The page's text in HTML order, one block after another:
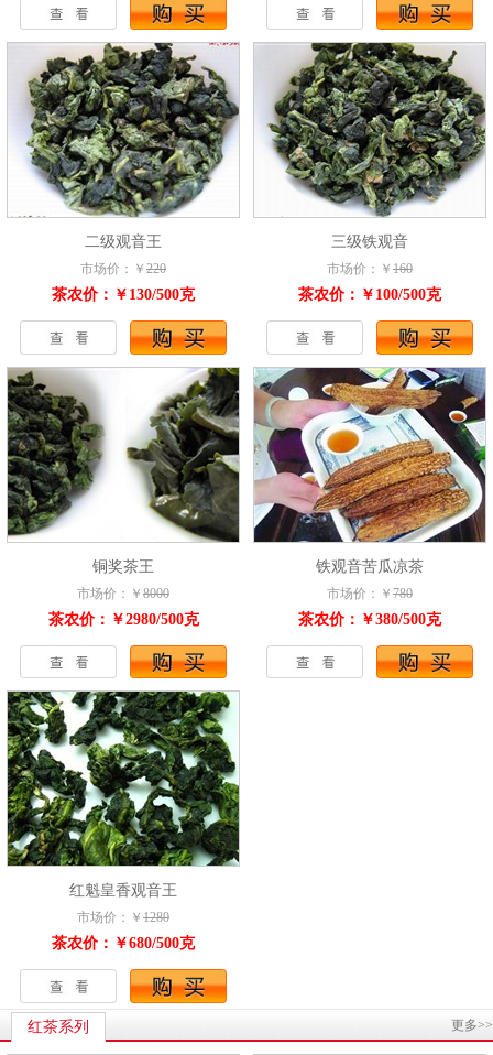
二级观音王
市场价：￥ 220
茶农价：￥130/500克
三级铁观音
市场价：￥ 160
茶农价：￥100/500克
铜奖茶王
市场价：￥ 8000
茶农价：￥2980/500克
铁观音苦瓜凉茶
市场价：￥ 780
茶农价：￥380/500克
红魁皇香观音王
市场价：￥ 1280
茶农价：￥680/500克
红茶系列 更多>>